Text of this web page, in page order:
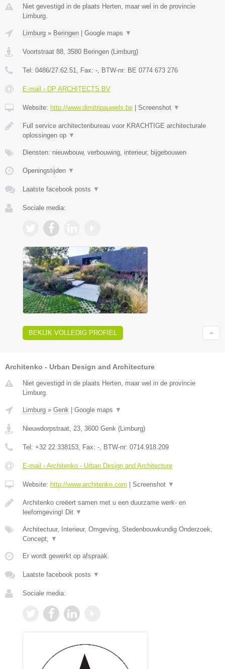
Niet gevestigd in de plaats Herten, maar wel in de provincie
Limburg.
Limburg » Beringen Google maps ▼
Voortstraat 88, 3580 Beringen (Limburg)
Tel: 0486/27.62.51, Fax: -, BTW-nr: BE 0774 673 276
E-mail › DP ARCHITECTS BV
Website: http://www.dimitripauwels.be Screenshot ▼
Full service architectenbureau voor KRACHTIGE architecturale
oplossingen op ▼
Diensten: nieuwbouw, verbouwing, interieur, bijgebouwen
Openingstijden ▼
Laatste facebook posts ▼
Sociale media:
BEKIJK VOLLEDIG PROFIEL
Architenko - Urban Design and Architecture
Niet gevestigd in de plaats Herten, maar wel in de provincie
Limburg.
Limburg » Genk Google maps ▼
Nieuwdorpstraat, 23, 3600 Genk (Limburg)
Tel: +32 22 338153, Fax: -, BTW-nr: 0714.918.209
E-mail › Architenko - Urban Design and Architecture
Website: http://www.architenko.com Screenshot ▼
Architenko creëert samen met u een duurzame werk- en
leefomgeving! Dit ▼
Architectuur, Interieur, Omgeving, Stedenbouwkundig Onderzoek,
Concept, ▼
Er wordt gewerkt op afspraak.
Laatste facebook posts ▼
Sociale media: